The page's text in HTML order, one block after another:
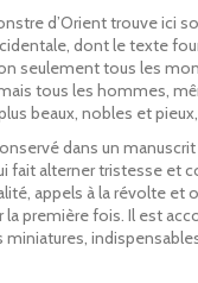
d’Orient trouve ici
dont le texte
seulement tous les
tous les hommes,
beaux, nobles et
dans un
fait alterner tristesse et
appels à la révolte et
la première fois. Il est
miniatures,